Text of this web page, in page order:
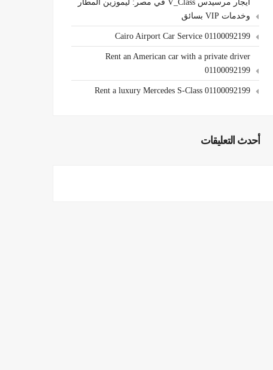
ايجار مرسيدس V_Class في مصر: ليموزين المطار
وخدمات VIP بسائق
Cairo Airport Car Service 01100092199
Rent an American car with a private driver
01100092199
Rent a luxury Mercedes S-Class 01100092199
أحدث التعليقات